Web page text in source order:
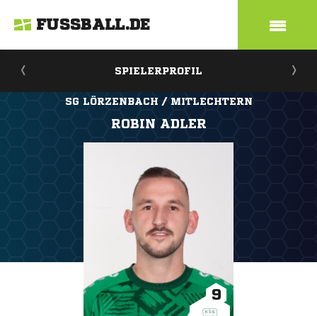
FUSSBALL.DE
SPIELERPROFIL
SG LÖRZENBACH / MITLECHTERN
ROBIN ADLER
9